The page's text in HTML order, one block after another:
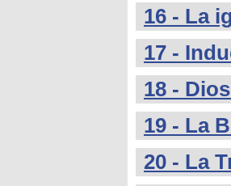
16 - La
17 -
18 -
19 - La
20 - La